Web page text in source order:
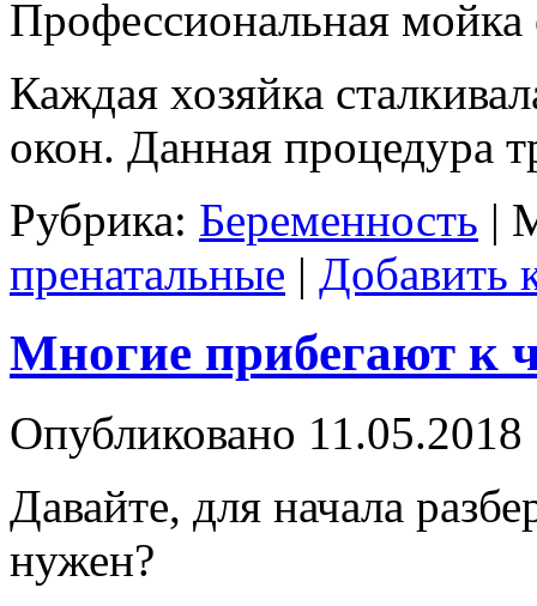
Профессиональная мойка
Каждая хозяйка
окон. Данная процедура
Рубрика: Беременность |
пренатальные | Добавить
Многие прибегают к
Опубликовано 11.05.2018
Давайте, для начала
нужен?